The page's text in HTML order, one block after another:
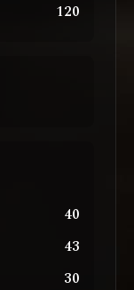
120
40
43
30